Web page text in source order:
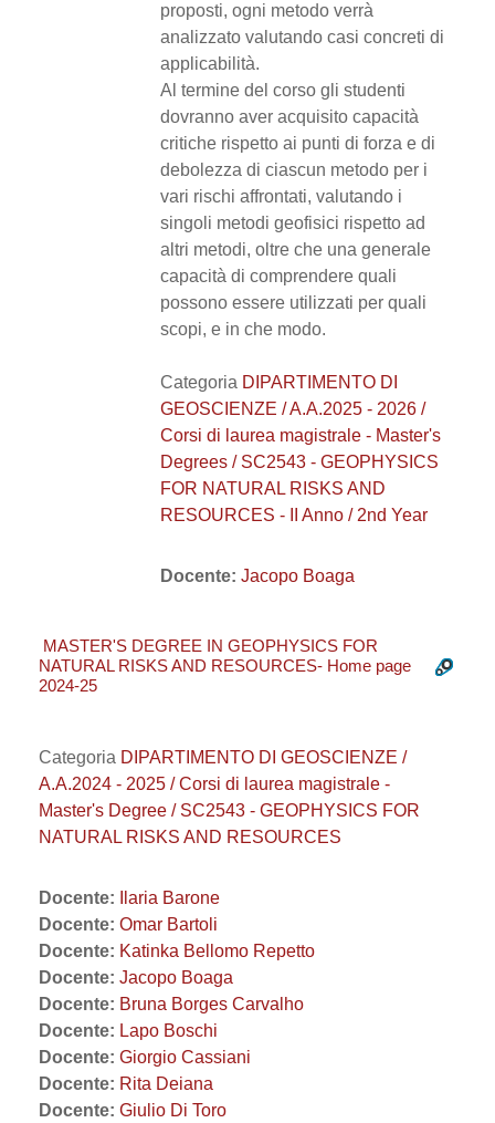
proposti, ogni metodo verrà
analizzato valutando casi concreti di
applicabilità.
Al termine del corso gli studenti
dovranno aver acquisito capacità
critiche rispetto ai punti di forza e di
debolezza di ciascun metodo per i
vari rischi affrontati, valutando i
singoli metodi geofisici rispetto ad
altri metodi, oltre che una generale
capacità di comprendere quali
possono essere utilizzati per quali
scopi, e in che modo.
Categoria DIPARTIMENTO DI
GEOSCIENZE / A.A.2025 - 2026 /
Corsi di laurea magistrale - Master's
Degrees / SC2543 - GEOPHYSICS
FOR NATURAL RISKS AND
RESOURCES - II Anno / 2nd Year
Docente: Jacopo Boaga
MASTER'S DEGREE IN GEOPHYSICS FOR
NATURAL RISKS AND RESOURCES- Home page
2024-25
Categoria DIPARTIMENTO DI GEOSCIENZE /
A.A.2024 - 2025 / Corsi di laurea magistrale -
Master's Degree / SC2543 - GEOPHYSICS FOR
NATURAL RISKS AND RESOURCES
Docente:
Ilaria Barone
Docente: Omar Bartoli
Docente: Katinka Bellomo Repetto
Docente: Jacopo Boaga
Docente: Bruna Borges Carvalho
Docente: Lapo Boschi
Docente: Giorgio Cassiani
Docente: Rita Deiana
Docente: Giulio Di Toro